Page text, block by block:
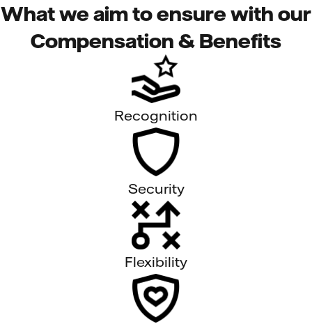
What we aim to ensure with our
Compensation & Benefits
Recognition
Security
Flexibility